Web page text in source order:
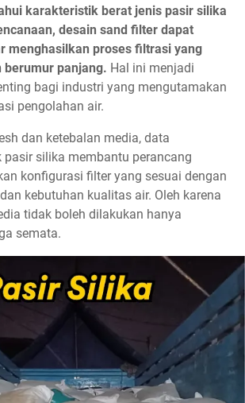
karakteristik berat jenis pasir silika
desain sand filter dapat
menghasilkan proses filtrasi yang
berumur panjang. Hal ini menjadi
bagi industri yang mengutamakan
pengolahan air.
dan ketebalan media, data
pasir silika membantu perancang
konfigurasi filter yang sesuai dengan
kebutuhan kualitas air. Oleh karena
tidak boleh dilakukan hanya
semata.